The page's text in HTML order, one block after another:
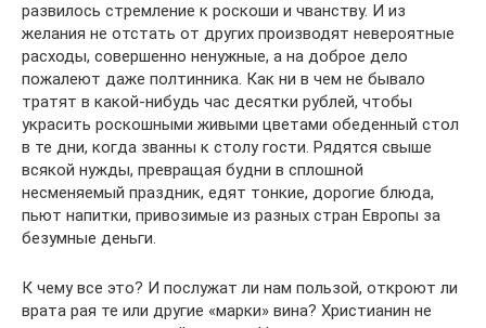
развилось стремление к роскоши и чванству. И из
желания не отстать от других производят невероятные
расходы, совершенно ненужные, а на доброе дело
пожалеют даже полтинника. Как ни в чем не бывало
тратят в какой-нибудь час десятки рублей, чтобы
украсить роскошными живыми цветами обеденный стол
в те дни, когда званны к столу гости. Рядятся свыше
всякой нужды, превращая будни в сплошной
несменяемый праздник, едят тонкие, дорогие блюда,
пьют напитки, привозимые из разных стран Европы за
безумные деньги.
К чему все это? И послужат ли нам пользой, откроют ли
врата рая те или другие «марки» вина? Христианин не